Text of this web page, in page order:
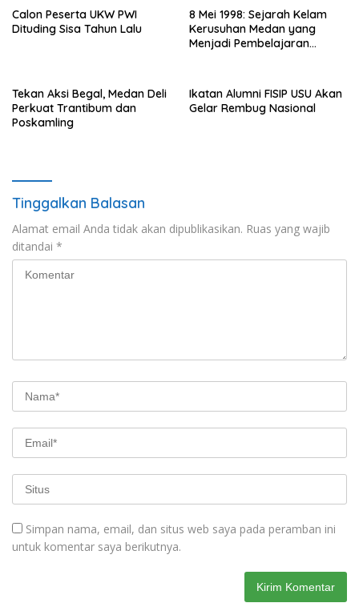
Calon Peserta UKW PWI
Dituding Sisa Tahun Lalu
8 Mei 1998: Sejarah Kelam
Kerusuhan Medan yang
Menjadi Pembelajaran
Tekan Aksi Begal, Medan Deli
Perkuat Trantibum dan
Poskamling
Ikatan Alumni FISIP USU Akan
Gelar Rembug Nasional
Tinggalkan Balasan
Alamat email Anda tidak akan dipublikasikan. Ruas yang wajib
ditandai *
Simpan nama, email, dan situs web saya pada peramban ini
untuk komentar saya berikutnya.